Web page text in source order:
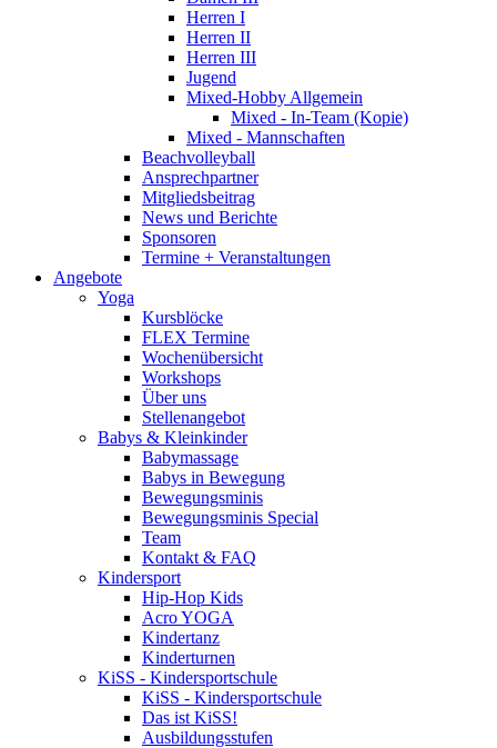
Herren I
Herren II
Herren III
Jugend
Mixed-Hobby Allgemein
Mixed - In-Team (Kopie)
Mixed - Mannschaften
Beachvolleyball
Ansprechpartner
Mitgliedsbeitrag
News und Berichte
Sponsoren
Termine + Veranstaltungen
Angebote
Yoga
Kursblöcke
FLEX Termine
Wochenübersicht
Workshops
Über uns
Stellenangebot
Babys & Kleinkinder
Babymassage
Babys in Bewegung
Bewegungsminis
Bewegungsminis Special
Team
Kontakt & FAQ
Kindersport
Hip-Hop Kids
Acro YOGA
Kindertanz
Kinderturnen
KiSS - Kindersportschule
KiSS - Kindersportschule
Das ist KiSS!
Ausbildungsstufen